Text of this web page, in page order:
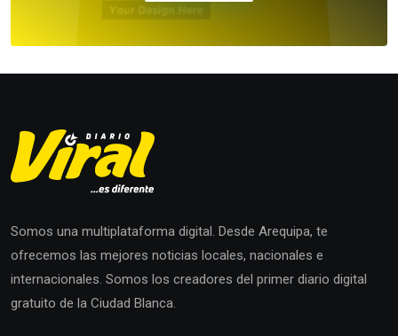
Somos una multiplataforma digital. Desde Arequipa, te
ofrecemos las mejores noticias locales, nacionales e
internacionales. Somos los creadores del primer diario digital
gratuito de la Ciudad Blanca.